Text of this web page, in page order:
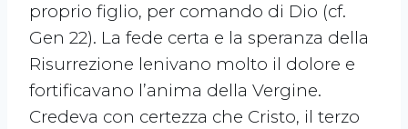
proprio figlio, per comando di Dio (cf.
Gen 22). La fede certa e la speranza della
Risurrezione lenivano molto il dolore e
fortificavano l’anima della Vergine.
Credeva con certezza che Cristo, il terzo